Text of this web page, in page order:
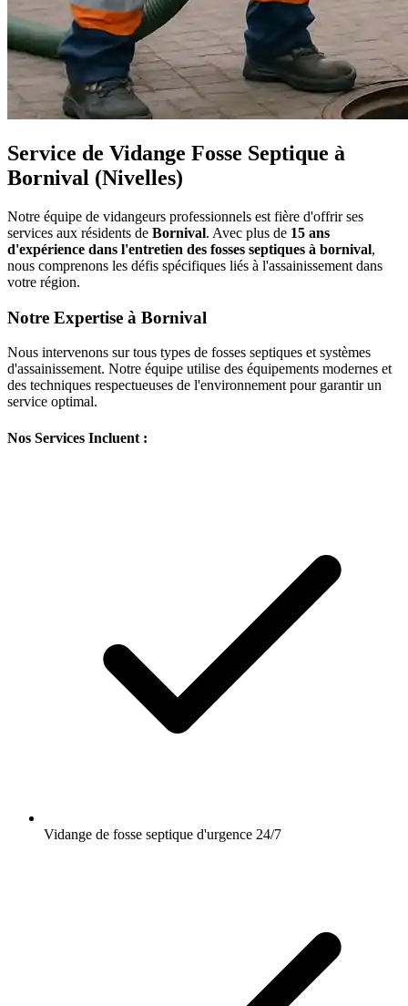
Service de Vidange Fosse Septique à
Bornival (Nivelles)
Notre équipe de vidangeurs professionnels est fière d'offrir ses
services aux résidents de Bornival. Avec plus de 15 ans
d'expérience dans l'entretien des fosses septiques à bornival,
nous comprenons les défis spécifiques liés à l'assainissement dans
votre région.
Notre Expertise à Bornival
Nous intervenons sur tous types de fosses septiques et systèmes
d'assainissement. Notre équipe utilise des équipements modernes et
des techniques respectueuses de l'environnement pour garantir un
service optimal.
Nos Services Incluent :
Vidange de fosse septique d'urgence 24/7